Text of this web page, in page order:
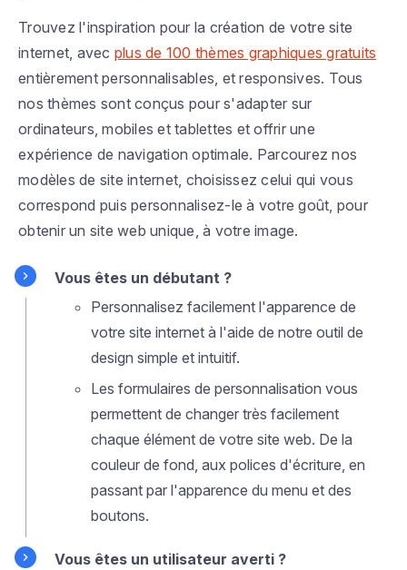
Trouvez l'inspiration pour la création de votre site
internet, avec plus de 100 thèmes graphiques gratuits
entièrement personnalisables, et responsives. Tous
nos thèmes sont conçus pour s'adapter sur
ordinateurs, mobiles et tablettes et offrir une
expérience de navigation optimale. Parcourez nos
modèles de site internet, choisissez celui qui vous
correspond puis personnalisez-le à votre goût, pour
obtenir un site web unique, à votre image.
Vous êtes un débutant ?
Personnalisez facilement l'apparence de
votre site internet à l'aide de notre outil de
design simple et intuitif.
Les formulaires de personnalisation vous
permettent de changer très facilement
chaque élément de votre site web. De la
couleur de fond, aux polices d'écriture, en
passant par l'apparence du menu et des
boutons.
Vous êtes un utilisateur averti ?